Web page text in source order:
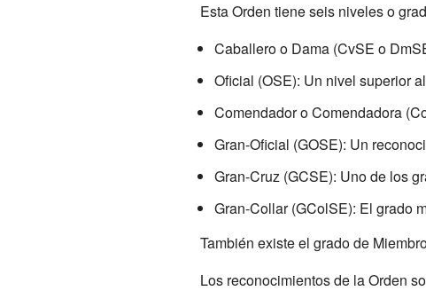
Esta Orden tiene seis niveles o
Caballero o Dama (CvSE o
Oficial (OSE): Un nivel superior
Comendador o Comendadora
Gran-Oficial (GOSE): Un
Gran-Cruz (GCSE): Uno de los
Gran-Collar (GColSE): El grado
También existe el grado de
Los reconocimientos de la Orden